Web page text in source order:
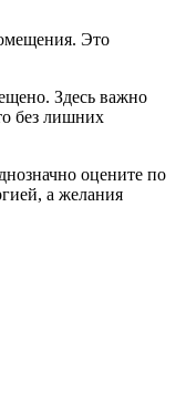
Это
Здесь важно
без лишних
оцените по
а желания